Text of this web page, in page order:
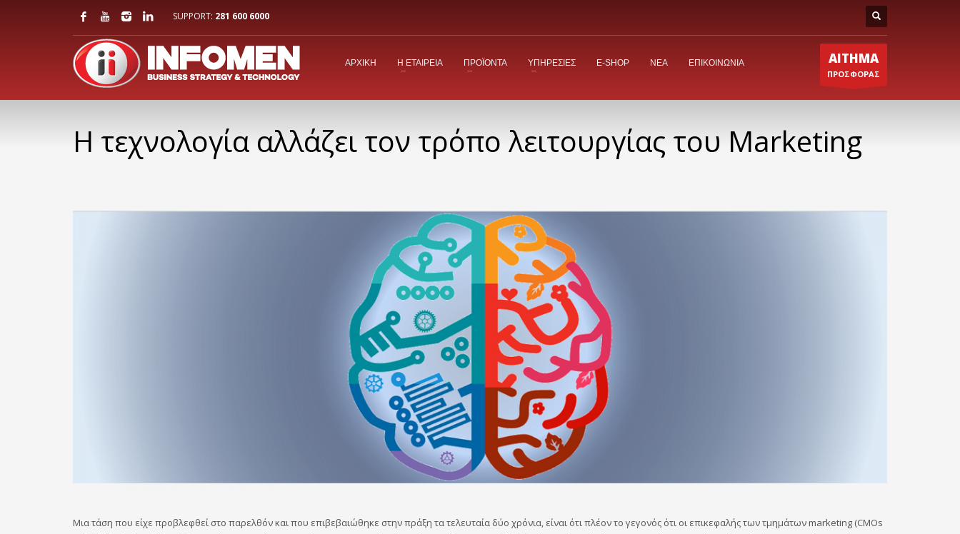
SUPPORT: 281 600 6000
ΑΡΧΙΚΗ Η ΕΤΑΙΡΕΙΑ ΠΡΟΪΟΝΤΑ ΥΠΗΡΕΣΙΕΣ E-SHOP ΝΕΑ ΕΠΙΚΟΙΝΩΝΙΑ ΑΙΤΗΜΑ
ΠΡΟΣΦΟΡΑΣ
Η τεχνολογία αλλάζει τον τρόπο λειτουργίας του Marketing
Μια τάση που είχε προβλεφθεί στο παρελθόν και που επιβεβαιώθηκε στην πράξη τα τελευταία δύο χρόνια, είναι ότι πλέον το γεγονός ότι οι επικεφαλής των τμημάτων marketing (CMOs